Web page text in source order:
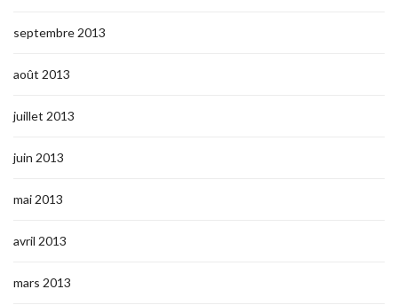
septembre 2013
août 2013
juillet 2013
juin 2013
mai 2013
avril 2013
mars 2013